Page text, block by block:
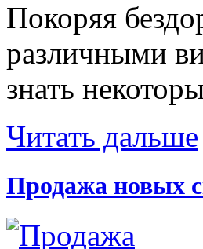
Покоряя
различными
знать
Читать дальше
Продажа новых